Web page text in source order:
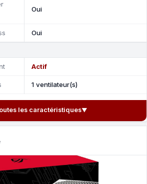
Oui
Oui
Actif
1 ventilateur(s)
les caractéristiques▼